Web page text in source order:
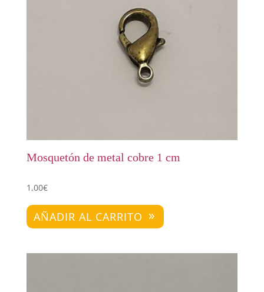
Mosquetón de metal cobre 1 cm
1,00€
AÑADIR AL CARRITO